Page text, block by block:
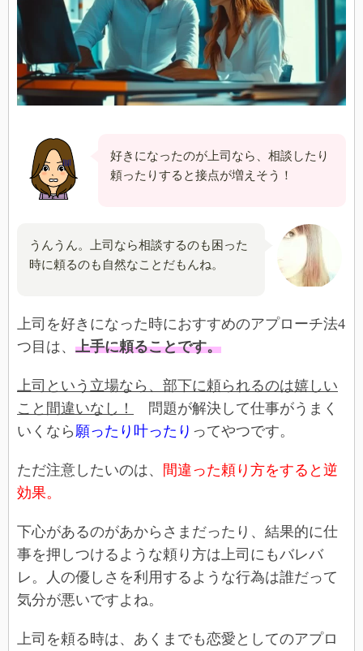
好きになったのが上司なら、相談したり
頼ったりすると接点が増えそう！
うんうん。上司なら相談するのも困った
時に頼るのも自然なことだもんね。
上司を好きになった時におすすめのアプローチ法4
つ目は、 上手に頼ることです。
上司という立場なら、部下に頼られるのは嬉しい
こと間違いなし！
問題が解決して仕事がうまく
いくなら 願ったり叶ったり ってやつです。
ただ注意したいのは、 間違った頼り方をすると逆
効果。
下心があるのがあからさまだったり、結果的に仕
事を押しつけるような頼り方は上司にもバレバ
レ。人の優しさを利用するような行為は誰だって
気分が悪いですよね。
上司を頼る時は、あくまでも恋愛としてのアプロ